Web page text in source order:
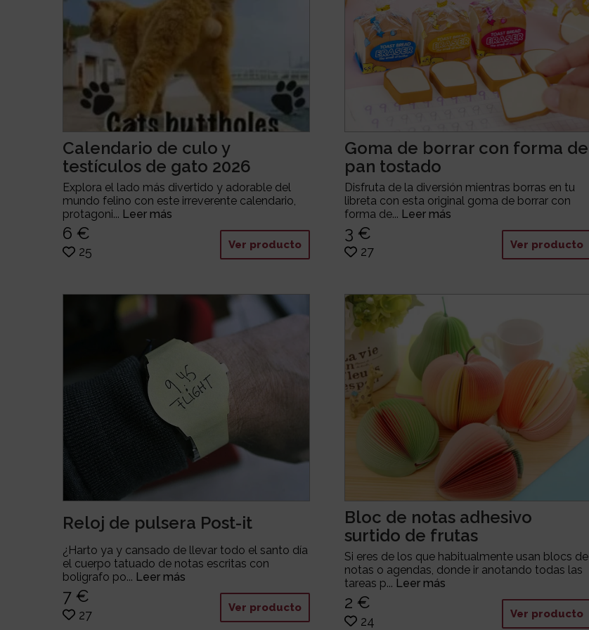
Calendario de culo y
testículos de gato 2026
Explora el lado más divertido y adorable del
mundo felino con este irreverente calendario,
protagoni... Leer más
6 €
25 Ver producto
Goma de borrar con forma de
pan tostado
Disfruta de la diversión mientras borras en tu
libreta con esta original goma de borrar con
forma de... Leer más
3 €
27 Ver producto
Reloj de pulsera Post-it
¿Harto ya y cansado de llevar todo el santo día
el cuerpo tatuado de notas escritas con
boligrafo po... Leer más
7 €
27 Ver producto
Bloc de notas adhesivo
surtido de frutas
Si eres de los que habitualmente usan blocs de
notas o agendas, donde ir anotando todas las
tareas p... Leer más
2 €
24 Ver producto